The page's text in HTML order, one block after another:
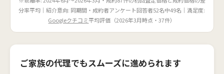
分率平均｜紹介意向: 同期間・成約者アンケート回答者52名中49名｜満足度:
Googleクチコミ平均評価（2026年3月時点・37件）
ご家族の代理でもスムーズに進められます